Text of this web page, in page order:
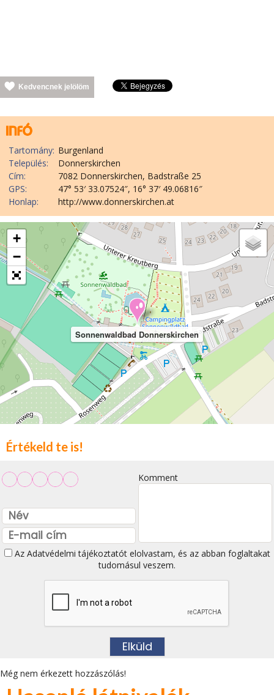
Kedvencnek jelölöm
Tartomány: Burgenland
Település:
Donnerskirchen
Cím:
7082 Donnerskirchen, Badstraße 25
GPS:
47° 53′ 33.07524″, 16° 37′ 49.06816″
Honlap:
http://www.donnerskirchen.at
Sonnenwaldbad Donnerskirchen
+
−
Értékeld te is!
Komment
Az Adatvédelmi tájékoztatótelolvastam, és az abban foglaltakat
tudomásul veszem.
Még nem érkezett hozzászólás!